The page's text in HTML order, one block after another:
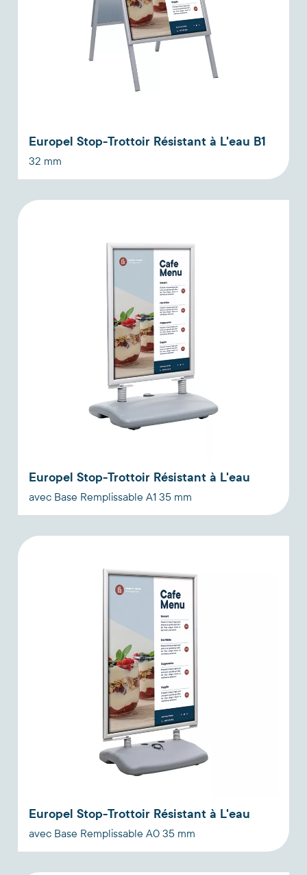
Europel Stop-Trottoir Résistant à L'eau B1
32 mm
Europel Stop-Trottoir Résistant à L'eau
avec Base Remplissable A1 35 mm
Europel Stop-Trottoir Résistant à L'eau
avec Base Remplissable A0 35 mm